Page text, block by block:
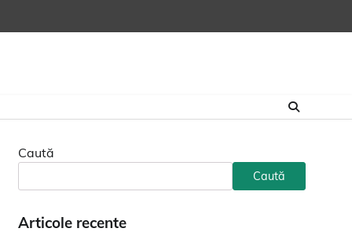
Caută
Caută
Articole recente